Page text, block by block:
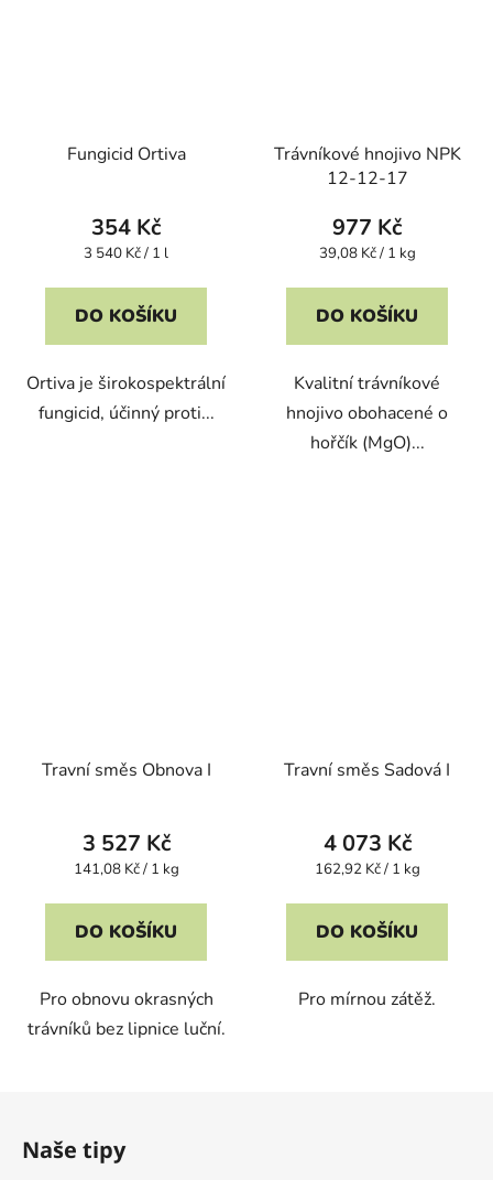
Fungicid Ortiva
354 Kč
Měrná
3 540 Kč / 1 l
DO KOŠÍKU
Ortiva je širokospektrální
fungicid, účinný proti...
Trávníkové hnojivo NPK
12-12-17
977 Kč
Měrná
39,08 Kč / 1 kg
DO KOŠÍKU
Kvalitní trávníkové
hnojivo obohacené o
hořčík (MgO)...
Travní směs Obnova I
3 527 Kč
Měrná
141,08 Kč / 1 kg
DO KOŠÍKU
Pro obnovu okrasných
trávníků bez lipnice luční.
Travní směs Sadová I
4 073 Kč
Měrná
162,92 Kč / 1 kg
DO KOŠÍKU
Pro mírnou zátěž.
Naše tipy